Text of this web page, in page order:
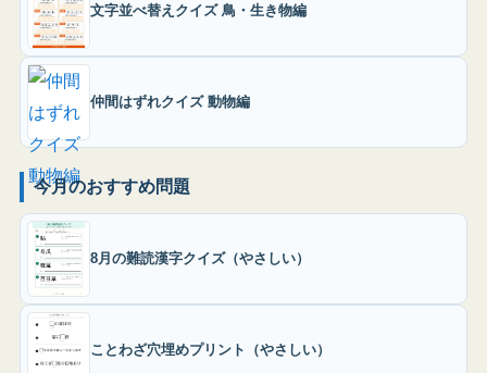
文字並べ替えクイズ 鳥・生き物編
仲間はずれクイズ 動物編
今月のおすすめ問題
8月の難読漢字クイズ（やさしい）
ことわざ穴埋めプリント（やさしい）